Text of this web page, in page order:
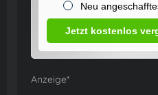
Neu
Jetzt kostenlos
Anzeige*